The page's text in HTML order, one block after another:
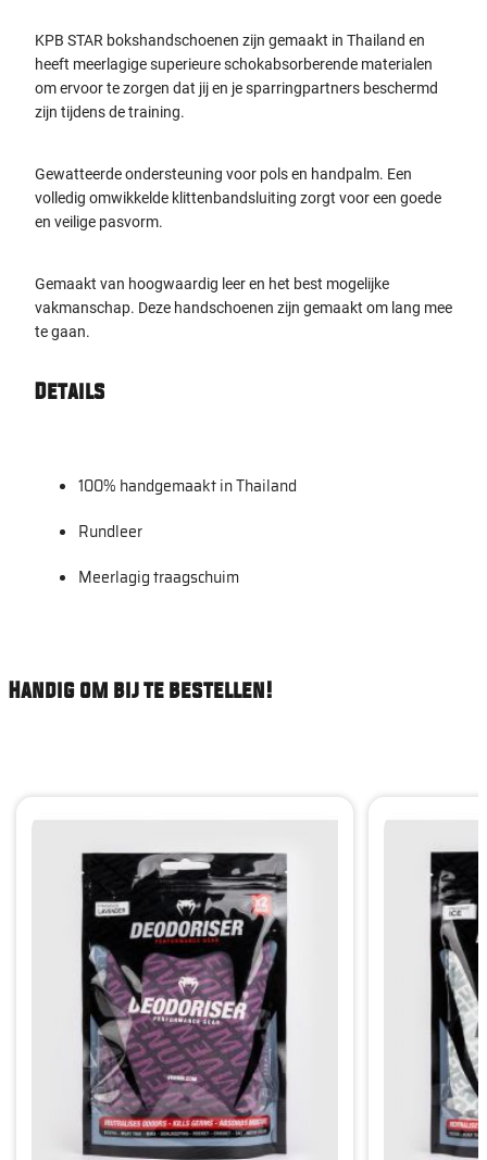
KPB STAR bokshandschoenen zijn gemaakt in Thailand en
heeft meerlagige superieure schokabsorberende materialen
om ervoor te zorgen dat jij en je sparringpartners beschermd
zijn tijdens de training.
Gewatteerde ondersteuning voor pols en handpalm. Een
volledig omwikkelde klittenbandsluiting zorgt voor een goede
en veilige pasvorm.
Gemaakt van hoogwaardig leer en het best mogelijke
vakmanschap. Deze handschoenen zijn gemaakt om lang mee
te gaan.
Details
100% handgemaakt in Thailand
Rundleer
Meerlagig traagschuim
Handig om bij te bestellen!